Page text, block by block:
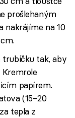
prošlehaným
nakrájíme na 10
trubičku tak, aby
Kremrole
papírem.
(15–20
tepla z